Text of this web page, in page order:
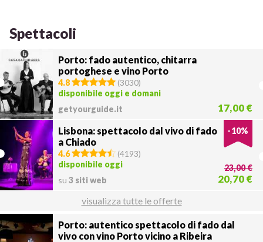
Spettacoli
Porto: fado autentico, chitarra
portoghese e vino Porto
4.8 (3030)
disponibile oggi e domani
getyourguide.it
17,00 €
Lisbona: spettacolo dal vivo di fado
a Chiado
-10%
4.6 (4193)
disponibile oggi
su 3 siti web
23,00 €
20,70 €
visualizza tutte le offerte
Porto: autentico spettacolo di fado dal
vivo con vino Porto vicino a Ribeira